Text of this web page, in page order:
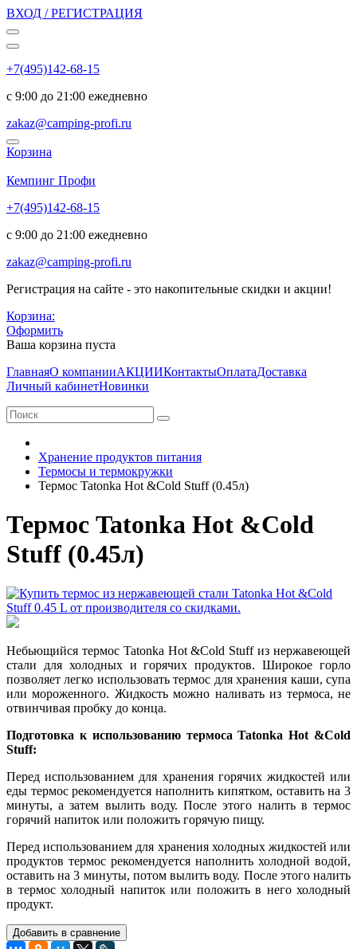
ВХОД / РЕГИСТРАЦИЯ
+7(495)142-68-15
с 9:00 до 21:00 ежедневно
zakaz@camping-profi.ru
Корзина
Кемпинг Профи
+7(495)142-68-15
с 9:00 до 21:00 ежедневно
zakaz@camping-profi.ru
Регистрация на сайте - это накопительные скидки и акции!
Корзина:
Оформить
Ваша корзина пуста
ГлавнаяО компанииАКЦИИКонтактыОплатаДоставка
Личный кабинетНовинки
Хранение продуктов питания
Термосы и термокружки
Термос Tatonka Hot &Cold Stuff (0.45л)
Термос Tatonka Hot &Cold
Stuff (0.45л)
Небьющийся термос Tatonka Hot &Cold Stuff из нержавеющей
стали для холодных и горячих продуктов. Широкое горло
позволяет легко использовать термос для хранения каши, супа
или мороженного. Жидкость можно наливать из термоса, не
отвинчивая пробку до конца.
Подготовка к использованию термоса Tatonka Hot &Cold
Stuff:
Перед использованием для хранения горячих жидкостей или
еды термос рекомендуется наполнить кипятком, оставить на 3
минуты, а затем вылить воду. После этого налить в термос
горячий напиток или положить горячую пищу.
Перед использованием для хранения холодных жидкостей или
продуктов термос рекомендуется наполнить холодной водой,
оставить на 3 минуты, потом вылить воду. После этого налить
в термос холодный напиток или положить в него холодный
продукт.
Добавить в сравнение